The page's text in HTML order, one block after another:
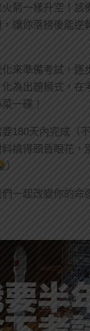
箭一樣升空！該
讓你落榜後能逆
來準備考試，逐
為出題模式，在
一碟！
180天內完成（
搞得頭昏眼花，
）
一起改變你的命